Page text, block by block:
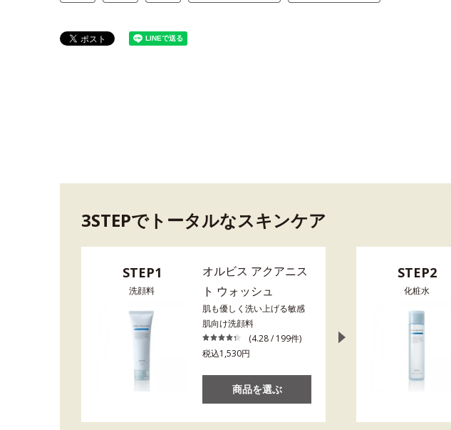
3STEPでトータルなスキンケア
STEP1
洗顔料
オルビス アクアニス
ト ウォッシュ
肌も優しく洗い上げる敏感
肌向け洗顔料
(4.28 / 199件)
税込1,530円
商品を選ぶ
STEP2
化粧水